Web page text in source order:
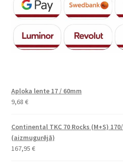
Aploka lente 17 / 60mm
9,68 €
Continental TKC 70 Rocks (M+S) 170/
(aizmugurējā)
167,95 €